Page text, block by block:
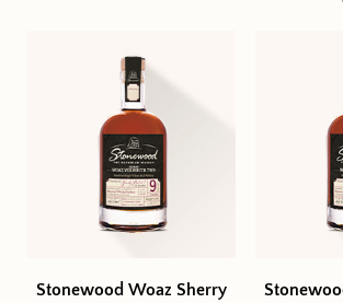
Stonewood Woaz Sherry